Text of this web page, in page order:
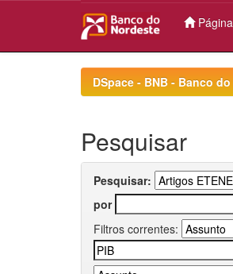
DSpace - BNB - Banco
Pesquisar
Pesquisar:
por
Filtros correntes: